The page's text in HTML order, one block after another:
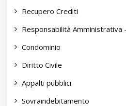
Recupero Crediti
Responsabilità Amministrativa
Condominio
Diritto Civile
Appalti pubblici
Sovraindebitamento